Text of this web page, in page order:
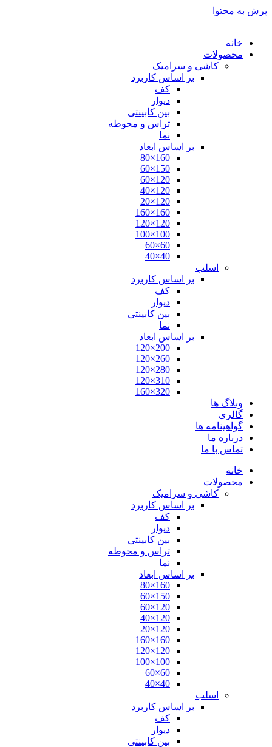
پرش به محتوا
خانه
محصولات
کاشی و سرامیک
بر اساس کاربرد
کف
دیوار
بین کابینتی
تراس و محوطه
نما
بر اساس ابعاد
160×80
150×60
120×60
120×40
120×20
160×160
120×120
100×100
60×60
40×40
اسلب
بر اساس کاربرد
کف
دیوار
بین کابینتی
نما
بر اساس ابعاد
200×120
260×120
280×120
310×120
320×160
وبلاگ ها
گالری
گواهینامه ها
درباره ما
تماس با ما
خانه
محصولات
کاشی و سرامیک
بر اساس کاربرد
کف
دیوار
بین کابینتی
تراس و محوطه
نما
بر اساس ابعاد
160×80
150×60
120×60
120×40
120×20
160×160
120×120
100×100
60×60
40×40
اسلب
بر اساس کاربرد
کف
دیوار
بین کابینتی